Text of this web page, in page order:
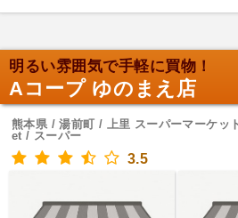
明るい雰囲気で手軽に買物！
Aコープ ゆのまえ店
熊本県 / 湯前町 / 上里 スーパーマーケ
et / スーパー
3.5